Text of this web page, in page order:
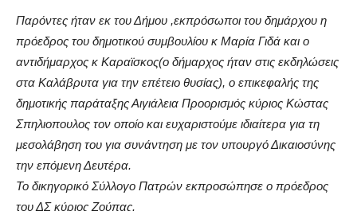
Παρόντες ήταν εκ του Δήμου ,εκπρόσωποι του δημάρχου η
πρόεδρος του δημοτικού συμβουλίου κ Μαρία Γιδά και ο
αντιδήμαρχος κ Καραϊσκος(ο δήμαρχος ήταν στις εκδηλώσεις
στα Καλάβρυτα για την επέτειο θυσίας), ο επικεφαλής της
δημοτικής παράταξης Αιγιάλεια Προορισμός κύριος Κώστας
Σπηλιοπουλος τον οποίο και ευχαριστούμε ιδιαίτερα για τη
μεσολάβηση του για συνάντηση με τον υπουργό Δικαιοσύνης
την επόμενη Δευτέρα.
Το δικηγορικό Σύλλογο Πατρών εκπροσώπησε ο πρόεδρος
του ΔΣ κύριος Ζούπας.